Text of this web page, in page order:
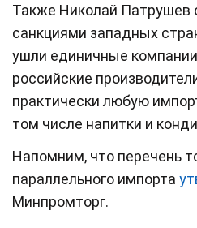
Также Николай Патрушев
санкциями западных
ушли единичные
российские
практически любую
том числе напитки и
Напомним, что перечень
параллельного импорта
Минпромторг.